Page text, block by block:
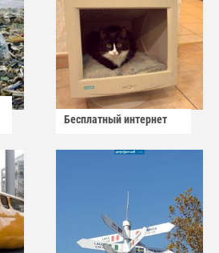
Бесплатный интернет